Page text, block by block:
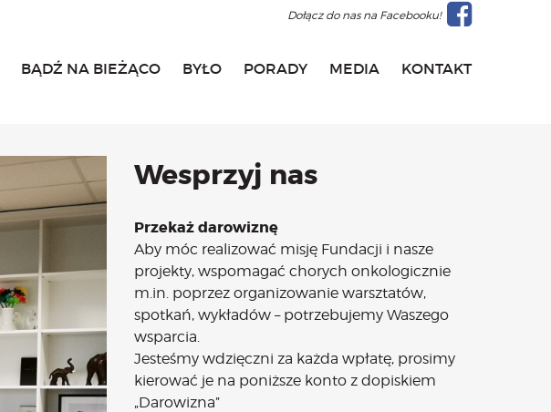
BĄDŹ NA BIEŻĄCO BYŁO PORADY MEDIA KONTAKT
Dołącz do nas na Facebooku!
Wesprzyj nas
Przekaż darowiznę
Aby móc realizować misję Fundacji i nasze
projekty, wspomagać chorych onkologicznie
m.in. poprzez organizowanie warsztatów,
spotkań, wykładów – potrzebujemy Waszego
wsparcia.
Jesteśmy wdzięczni za każda wpłatę, prosimy
kierować je na poniższe konto z dopiskiem
„Darowizna”